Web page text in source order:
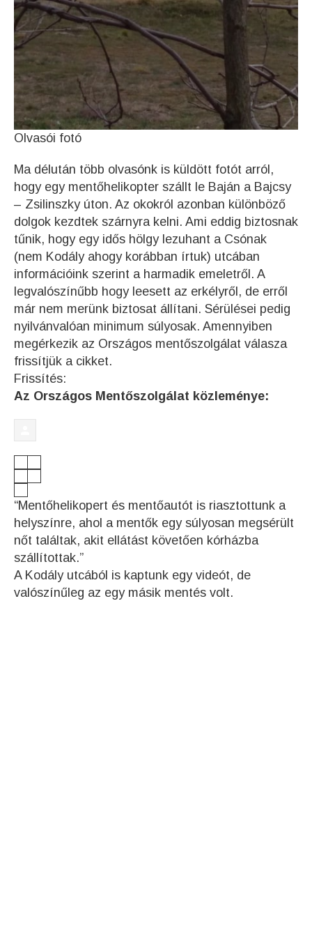
Olvasói fotó
Ma délután több olvasónk is küldött fotót arról,
hogy egy mentőhelikopter szállt le Baján a Bajcsy
– Zsilinszky úton. Az okokról azonban különböző
dolgok kezdtek szárnyra kelni. Ami eddig biztosnak
tűnik, hogy egy idős hölgy lezuhant a Csónak
(nem Kodály ahogy korábban írtuk) utcában
információink szerint a harmadik emeletről. A
legvalószínűbb hogy leesett az erkélyről, de erről
már nem merünk biztosat állítani. Sérülései pedig
nyilvánvalóan minimum súlyosak. Amennyiben
megérkezik az Országos mentőszolgálat válasza
frissítjük a cikket.
Frissítés:
Az Országos Mentőszolgálat közleménye:
“Mentőhelikopert és mentőautót is riasztottunk a
helyszínre, ahol a mentők egy súlyosan megsérült
nőt találtak, akit ellátást követően kórházba
szállítottak.”
A Kodály utcából is kaptunk egy videót, de
valószínűleg az egy másik mentés volt.